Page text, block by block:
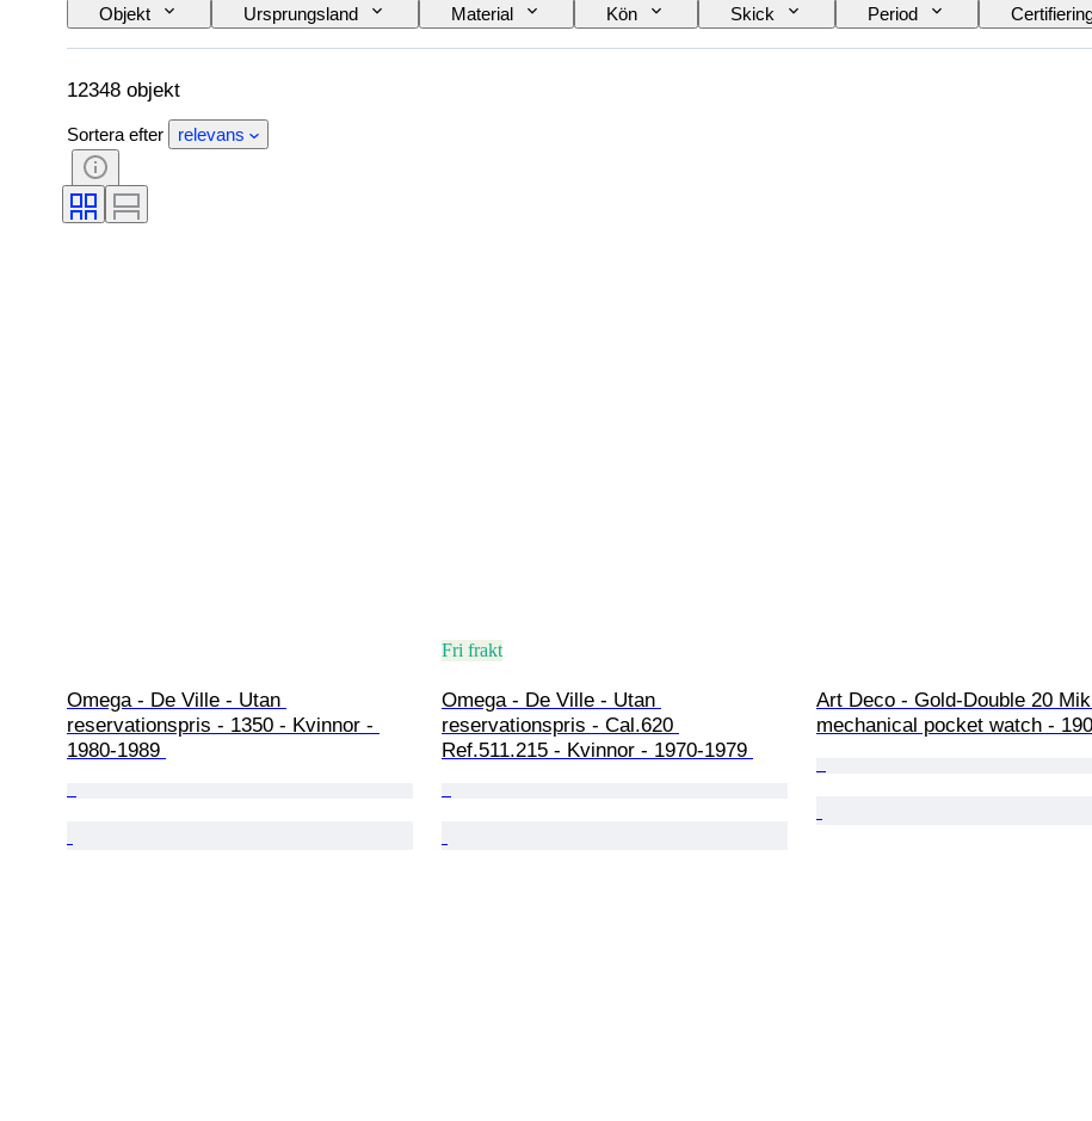
Objekt
Ursprungsland Material Kön Skick Period
Språk
Färg Urverk Material i klockarmband Era Kraftreserv
12348 objekt
Sortera efter relevans
Omega - De Ville - Utan
reservationspris - 1350 - Kvinnor -
1980-1989
Fri frakt
Omega - De Ville - Utan
reservationspris - Cal.620
Ref.511.215 - Kvinnor - 1970-1979
Art Deco - Gold-Double 20
mechanical pocket watch -